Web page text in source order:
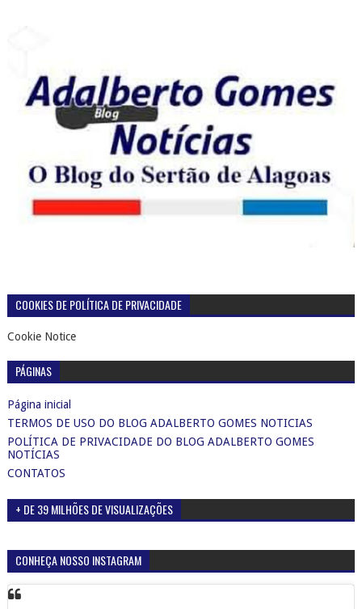
COOKIES DE POLÍTICA DE PRIVACIDADE
Cookie Notice
PÁGINAS
Página inicial
TERMOS DE USO DO BLOG ADALBERTO GOMES NOTICIAS
POLÍTICA DE PRIVACIDADE DO BLOG ADALBERTO GOMES
NOTÍCIAS
CONTATOS
+ DE 39 MILHÕES DE VISUALIZAÇÕES
CONHEÇA NOSSO INSTAGRAM